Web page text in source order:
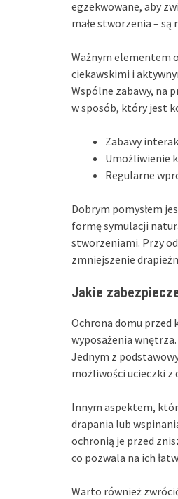
egzekwowane, aby
małe stworzenia –
Ważnym elementem
ciekawskimi i
Wspólne zabawy, na
w sposób, który jest
Zabawy
Umożliwienie
Regularne
Dobrym pomysłem
formę symulacji
stworzeniami. Przy
zmniejszenie
Jakie
Ochrona domu przed
wyposażenia
Jednym z
możliwości ucieczki z
Innym aspektem,
drapania lub
ochronią je przed
co pozwala na ich
Warto również